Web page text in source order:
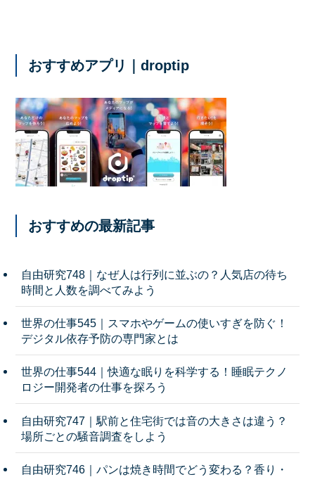
おすすめアプリ｜droptip
おすすめの最新記事
自由研究748｜なぜ人は行列に並ぶの？人気店の待ち
時間と人数を調べてみよう
世界の仕事545｜スマホやゲームの使いすぎを防ぐ！
デジタル依存予防の専門家とは
世界の仕事544｜快適な眠りを科学する！睡眠テクノ
ロジー開発者の仕事を探ろう
自由研究747｜駅前と住宅街では音の大きさは違う？
場所ごとの騒音調査をしよう
自由研究746｜パンは焼き時間でどう変わる？香り・